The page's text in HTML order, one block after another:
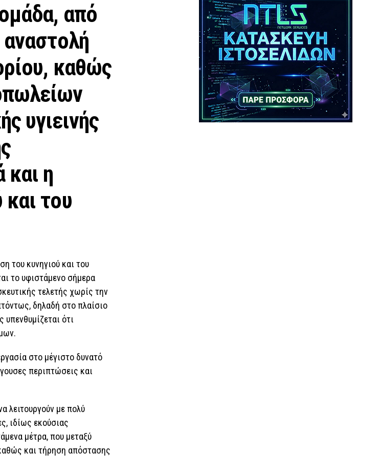
από
καθώς
υγιεινής
και η
του
του κυνηγιού και του
το υφιστάμενο σήμερα
τελετής χωρίς την
δηλαδή στο πλαίσιο
ότι
στο μέγιστο δυνατό
περιπτώσεις και
λειτουργούν με πολύ
ιδίως εκούσιας
μέτρα, που μεταξύ
και τήρηση απόστασης